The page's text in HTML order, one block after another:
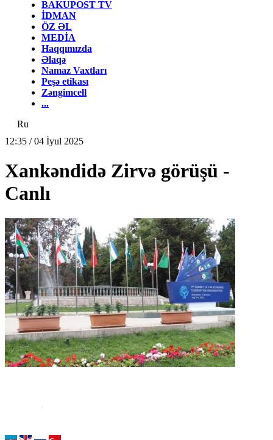
BAKUPOST TV
İDMAN
ÖZ ƏL
MEDİA
Haqqımızda
Əlaqə
Namaz Vaxtları
Peşə etikası
Zəngimcell
...
Ru
12:35 / 04 İyul 2025
Xankəndidə Zirvə görüşü -
Canlı